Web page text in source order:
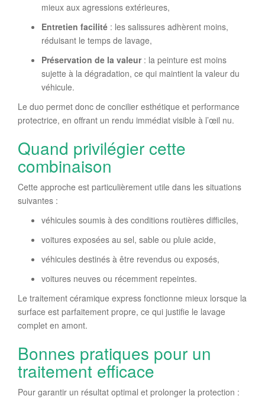
mieux aux agressions extérieures,
Entretien facilité : les salissures adhèrent moins,
réduisant le temps de lavage,
Préservation de la valeur: la peinture est moins
sujette à la dégradation, ce qui maintient la valeur du
véhicule.
Le duo permet donc de concilier esthétique et performance
protectrice, en offrant un rendu immédiat visible à l’œil nu.
Quand privilégier cette
combinaison
Cette approche est particulièrement utile dans les situations
suivantes :
véhicules soumis à des conditions routières difficiles,
voitures exposées au sel, sable ou pluie acide,
véhicules destinés à être revendus ou exposés,
voitures neuves ou récemment repeintes.
Le traitement céramique express fonctionne mieux lorsque la
surface est parfaitement propre, ce qui justifie le lavage
complet en amont.
Bonnes pratiques pour un
traitement efficace
Pour garantir un résultat optimal et prolonger la protection :